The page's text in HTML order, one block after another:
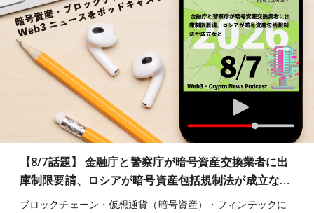
【8/7話題】 金融庁と警察庁が暗号資産交換業者に出
庫制限要請、ロシアが暗号資産包括規制法が成立な…
ブロックチェーン・仮想通貨（暗号資産）・フィンテックに